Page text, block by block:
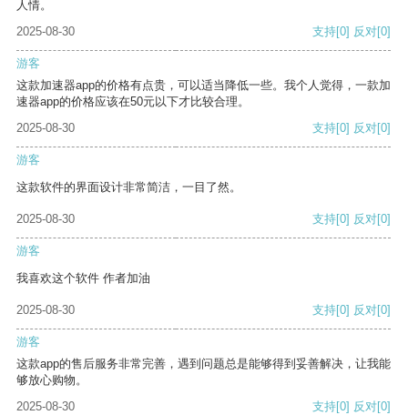
人情。
2025-08-30
支持[0] 反对[0]
游客
这款加速器app的价格有点贵，可以适当降低一些。我个人觉得，一款加
速器app的价格应该在50元以下才比较合理。
2025-08-30
支持[0] 反对[0]
游客
这款软件的界面设计非常简洁，一目了然。
2025-08-30 支持[0] 反对[0]
游客
我喜欢这个软件 作者加油
2025-08-30 支持[0] 反对[0]
游客
这款app的售后服务非常完善，遇到问题总是能够得到妥善解决，让我能
够放心购物。
2025-08-30
支持[0] 反对[0]